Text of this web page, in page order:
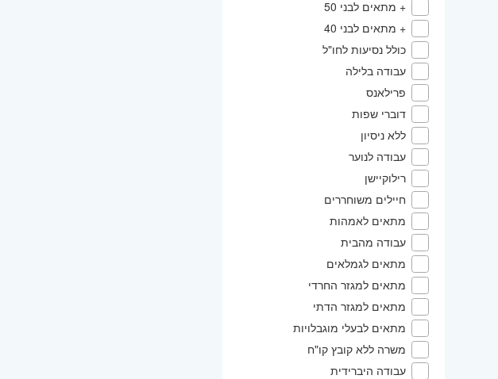
+ מתאים לבני 50
+ מתאים לבני 40
כולל נסיעות לחו"ל
עבודה בלילה
פרילאנס
דוברי שפות
ללא ניסיון
עבודה לנוער
רילוקיישן
חיילים משוחררים
מתאים לאמהות
עבודה מהבית
מתאים לגמלאים
מתאים למגזר החרדי
מתאים למגזר הדתי
מתאים לבעלי מוגבלויות
משרה ללא קובץ קו"ח
עבודה היברידית